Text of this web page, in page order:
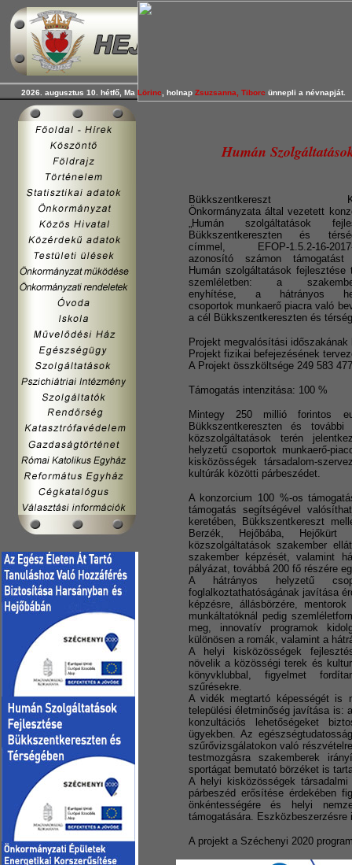
Humán
Bükkszentkereszt
Önkormányzata által vezetett
„Humán szolgáltatások
Bükkszentkereszten és
címmel, EFOP-1.5.2-16-2017-
azonosító számon támogatást
Humán szolgáltatások fejlesztése
szemléletben: a
enyhítése, a hátrányos
csoportok munkaerő piacra való
a cél Bükkszentkereszten és
Projekt megvalósítási
Projekt fizikai befejezésének
A Projekt összköltsége 249 583
Támogatás intenzitása: 100 %
Mintegy 250 millió forintos
Bükkszentkereszten és
közszolgáltatások terén
helyzetű csoportok munkaerő-
kisközösségek társadalom-
kultúrák közötti párbeszédet.
A konzorcium 100 %-os
támogatás segítségével
keretében, Bükkszentkereszt
Berzék, Hejőbába,
közszolgáltatások szakember
szakember képzését, valamint
pályázat, továbbá 200 fő részére
A hátrányos helyzetű
foglalkoztathatóságának javítása
képzésre, állásbörzére,
munkáltatóknál pedig
meg, innovatív programok
különösen a romák, valamint a
A helyi kisközösségek
növelik a közösségi terek és
könyvklubbal, figyelmet
szűrésekre.
A vidék megtartó képességét is
települési életminőség javítása is:
konzultációs lehetőségeket
ügyekben. Az
szűrővizsgálatokon való
testmozgásra szakemberek
sportágat bemutató börzéket is
A helyi kisközösségek
párbeszéd erősítése érdekében
önkéntességére és helyi
támogatására. Eszközbeszerzésre
A projekt a Széchenyi 2020
2026. augusztus 10. hétfő, Ma Lörinc , holnap Zsuzsanna, Tiborc ünnepli a névnapját.